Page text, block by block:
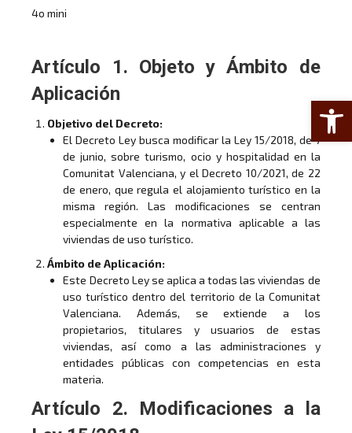
Abrir
4o mini
Artículo 1. Objeto y Ámbito de
Aplicación
Objetivo del Decreto:
El Decreto Ley busca modificar la Ley 15/2018, de 7
de junio, sobre turismo, ocio y hospitalidad en la
Comunitat Valenciana, y el Decreto 10/2021, de 22
de enero, que regula el alojamiento turístico en la
misma región. Las modificaciones se centran
especialmente en la normativa aplicable a las
viviendas de uso turístico.
Ámbito de Aplicación:
Este Decreto Ley se aplica a todas las viviendas de
uso turístico dentro del territorio de la Comunitat
Valenciana. Además, se extiende a los
propietarios, titulares y usuarios de estas
viviendas, así como a las administraciones y
entidades públicas con competencias en esta
materia.
Artículo 2. Modificaciones a la